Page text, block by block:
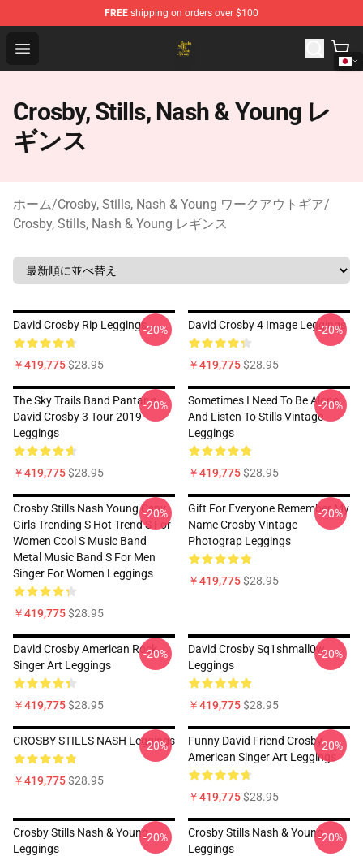
FREE shipping on orders over $100
Open menu
Crosby, Stills, Nash & Young Store - Official Crosby,
Crosby, Stills, Nash & Young レ
ギンス
ホーム/Crosby, Stills, Nash & Young ワークアウトギア/
Crosby, Stills, Nash & Young レギンス
David Crosby Rip Leggings
￥419,775$28.95
-20% David Crosby 4 Image Leggings
￥419,775$28.95
-20%
The Sky Trails Band Pantang
David Crosby 3 Tour 2019
Leggings
￥419,775$28.95
-20%
Sometimes I Need To Be Alone
And Listen To Stills Vintage
Leggings
￥419,775$28.95
-20%
Crosby Stills Nash Young Csny
Girls Trending S Hot Trend S For
Women Cool S Music Band
Metal Music Band S For Men
Singer For Women Leggings
￥419,775$28.95
-20%
Gift For Everyone Remember My
Name Crosby Vintage
Photograp Leggings
￥419,775$28.95
-20%
David Crosby American Rock
Singer Art Leggings
￥419,775$28.95
-20%
David Crosby Sq1shmall0w
Leggings
￥419,775$28.95
-20%
CROSBY STILLS NASH Leggings
￥419,775$28.95
-20%
Funny David Friend Crosby
American Singer Art Leggings
￥419,775$28.95
-20%
Crosby Stills Nash & Young
Leggings
-20%
Crosby Stills Nash & Young
Leggings
-20%